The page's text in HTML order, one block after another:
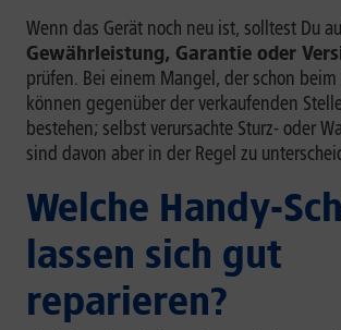
Wenn das Gerät noch neu ist, solltest Du
Gewährleistung, Garantie oder
prüfen. Bei einem Mangel, der schon beim
können gegenüber der verkaufenden
bestehen; selbst verursachte Sturz- oder
sind davon aber in der Regel zu
Welche Handy-
lassen sich gut
reparieren?